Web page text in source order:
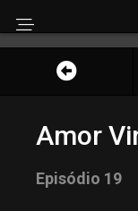
Amor
Episódio 19